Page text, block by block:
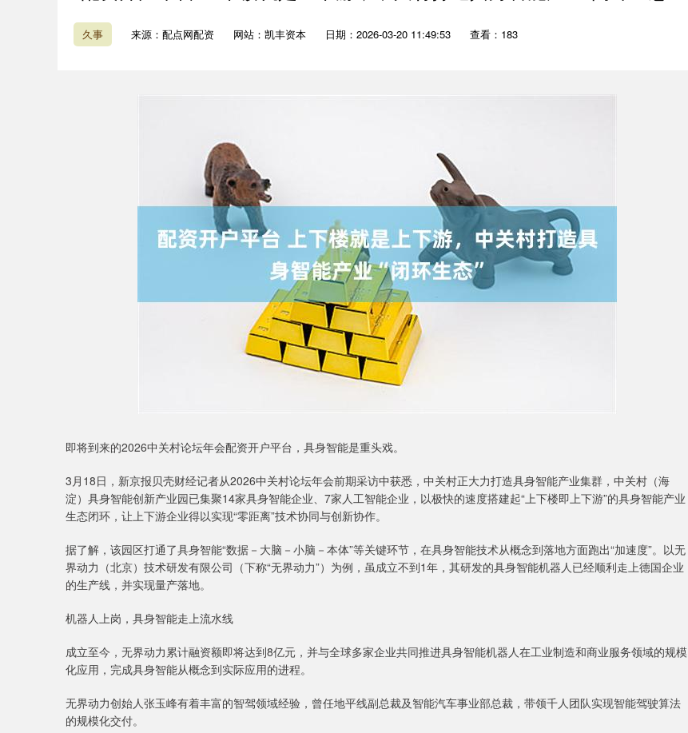
久事 来源：配点网配资 网站：凯丰资本 日期：2026-03-20 11:49:53 查看：183
即将到来的2026中关村论坛年会配资开户平台，具身智能是重头戏。
3月18日，新京报贝壳财经记者从2026中关村论坛年会前期采访中获悉，中关村正大力打造具身智能产业集群，中关村（海
淀）具身智能创新产业园已集聚14家具身智能企业、7家人工智能企业，以极快的速度搭建起“上下楼即上下游”的具身智能产业
生态闭环，让上下游企业得以实现“零距离”技术协同与创新协作。
据了解，该园区打通了具身智能“数据－大脑－小脑－本体”等关键环节，在具身智能技术从概念到落地方面跑出“加速度”。以无
界动力（北京）技术研发有限公司（下称“无界动力”）为例，虽成立不到1年，其研发的具身智能机器人已经顺利走上德国企业
的生产线，并实现量产落地。
机器人上岗，具身智能走上流水线
成立至今，无界动力累计融资额即将达到8亿元，并与全球多家企业共同推进具身智能机器人在工业制造和商业服务领域的规模
化应用，完成具身智能从概念到实际应用的进程。
无界动力创始人张玉峰有着丰富的智驾领域经验，曾任地平线副总裁及智能汽车事业部总裁，带领千人团队实现智能驾驶算法
的规模化交付。